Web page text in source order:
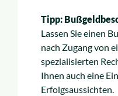
Tipp:
Lassen Sie einen
nach Zugang von
spezialisierten
Ihnen auch eine
Erfolgsaussichten.